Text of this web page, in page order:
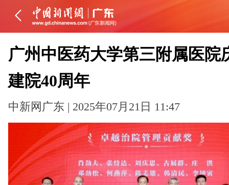
广州中医药大学第三附属医院
建院40周年
中新网广东 | 2025年07月21日 11:47